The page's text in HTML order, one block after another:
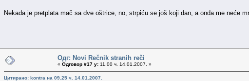
Nekada je pretplata mač sa dve oštrice, no, strpiću se još koji dan, a onda me neće
Одг: Novi Rečnik stranih reči
« Одговор #17 у: 11.00 ч. 14.01.2007. »
Цитирано: kontra на 09.25 ч. 14.01.2007.